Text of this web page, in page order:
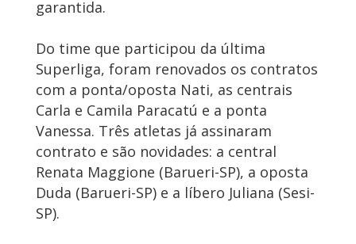
garantida.
Do time que participou da última
Superliga, foram renovados os contratos
com a ponta/oposta Nati, as centrais
Carla e Camila Paracatú e a ponta
Vanessa. Três atletas já assinaram
contrato e são novidades: a central
Renata Maggione (Barueri-SP), a oposta
Duda (Barueri-SP) e a líbero Juliana (Sesi-
SP).